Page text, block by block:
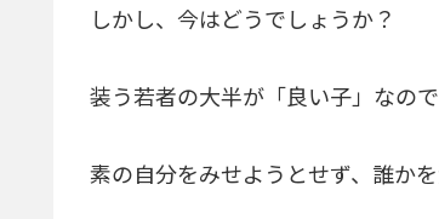
しかし、今はどうでしょうか？
装う若者の大半が「良い子」なので
素の自分をみせようとせず、誰か